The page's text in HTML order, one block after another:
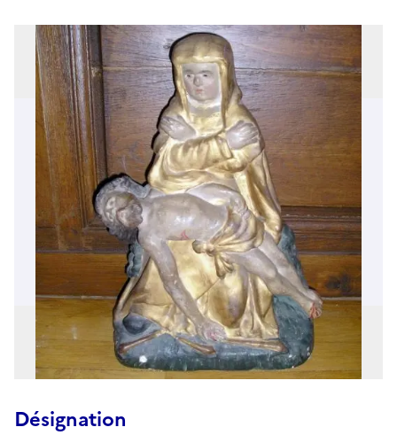
Désignation